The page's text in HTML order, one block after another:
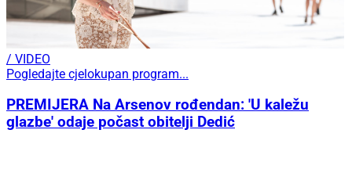
/ VIDEO
Pogledajte cjelokupan program...
PREMIJERA Na Arsenov rođendan: 'U kaležu
glazbe' odaje počast obitelji Dedić